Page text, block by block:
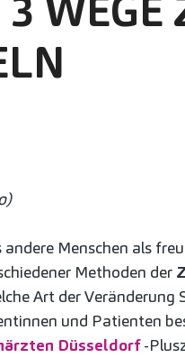
Menschen als
Methoden der
Art der Veränderung
und Patienten
Düsseldorf-